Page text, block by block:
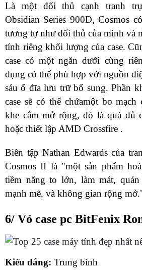
Là một đối thủ cạnh tranh
Obsidian Series 900D, Cosmos
tương tự như đối thủ của mình và
tính riêng khối lượng của case.
case có một ngăn dưới cùng
dụng có thể phù hợp với nguồn
sáu ổ đĩa lưu trữ bổ sung. Phần
case sẽ có thể chứamột bo
khe cắm mở rộng, đó là quá đủ
hoặc thiết lập AMD Crossfire .
Biên tập Nathan Edwards của
Cosmos II là "một sản phẩm
tiềm năng to lớn, làm mát,
mạnh mẽ, và không gian rộng
6/ Vỏ case pc BitFenix
Kiểu dáng: Trung bình